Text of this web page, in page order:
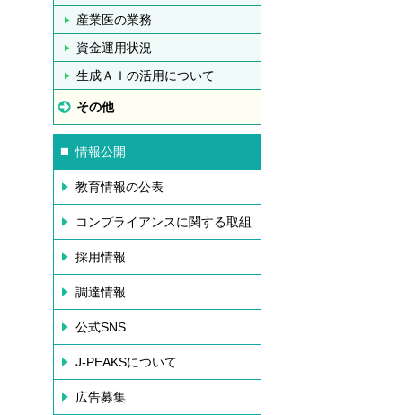
産業医の業務
資金運用状況
生成ＡＩの活用について
その他
情報公開
教育情報の公表
コンプライアンスに関する取組
採用情報
調達情報
公式SNS
J-PEAKSについて
広告募集